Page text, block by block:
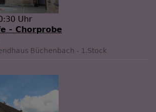
Uhr
- Chorprobe
Büchenbach - 1.Stock